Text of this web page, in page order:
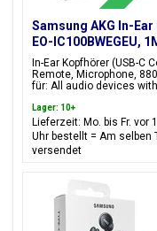
Samsung AKG In-
EO-IC100BWEGEU,
8806090270062;EO-
In-Ear Kopfhörer (USB-C
Remote, Microphone,
für: All audio devices
Lager: 10+
Lieferzeit: Mo. bis Fr. vor
Uhr bestellt = Am selben
versendet